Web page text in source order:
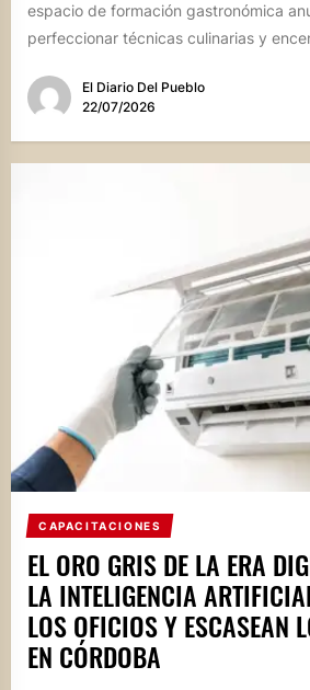
espacio de formación gastronómica
perfeccionar técnicas culinarias y
El Diario Del Pueblo
22/07/2026
CAPACITACIONES
EL ORO GRIS DE LA ERA
LA INTELIGENCIA
LOS OFICIOS Y ESCASEAN
EN CÓRDOBA